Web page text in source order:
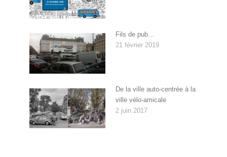
Fils de pub…
21 février 2019
De la ville auto-centrée à la
ville vélo-amicale
2 juin 2017